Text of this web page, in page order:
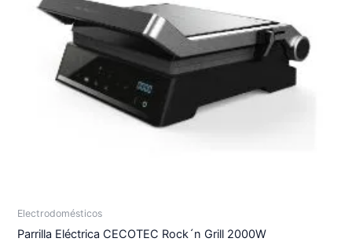
Electrodomésticos
Parrilla Eléctrica CECOTEC Rock´n Grill 2000W